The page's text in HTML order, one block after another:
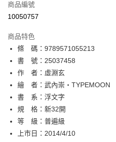
超商取貨付款
相關說明
【關於「AFTEE先享後付」】
AFTEE先享後付是「在收到商品之後才
便利好安心！
１．簡單：不需註冊會員、不需綁卡、不
２．便利：只要手機號碼，簡訊認證，即
３．安心：先確認商品／服務後，再付款
【「AFTEE先享後付」結帳流程】
１．於結帳方式選擇「AFTEE先享後付
結帳頁面，進行簡訊認證並確認金額後
２．訂單成立數日內，您將收到繳費通知
ATM付款
運送方式
全家取貨付款
每筆NT$80，滿NT$500(含以上)免
付款後全家取貨
商品編號
10050757
商品特色
條 碼：9789571055213
書 號：25037458
作 者：虛淵玄
繪 者：武內崇‧TYPEMOON
書 系：浮文字
規 格：新32開
等 級：普遍級
上市日：2014/4/10